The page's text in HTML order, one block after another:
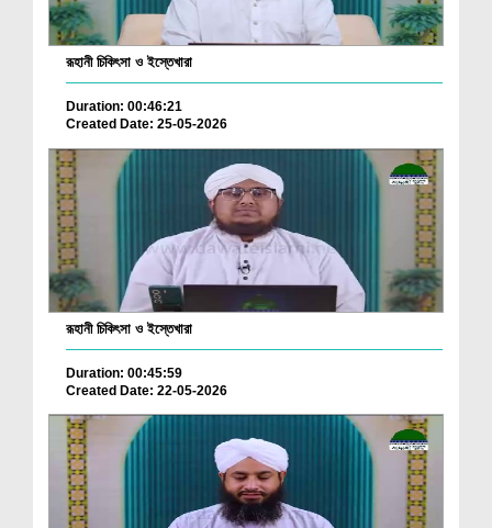
রূহানী চিকিৎসা ও ইস্তেখারা
Duration: 00:46:21
Created Date: 25-05-2026
রূহানী চিকিৎসা ও ইস্তেখারা
Duration: 00:45:59
Created Date: 22-05-2026